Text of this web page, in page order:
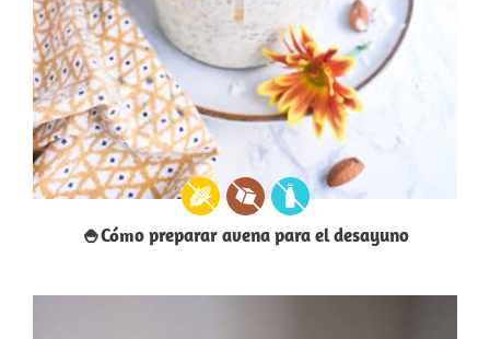
🍚Cómo preparar avena para el desayuno